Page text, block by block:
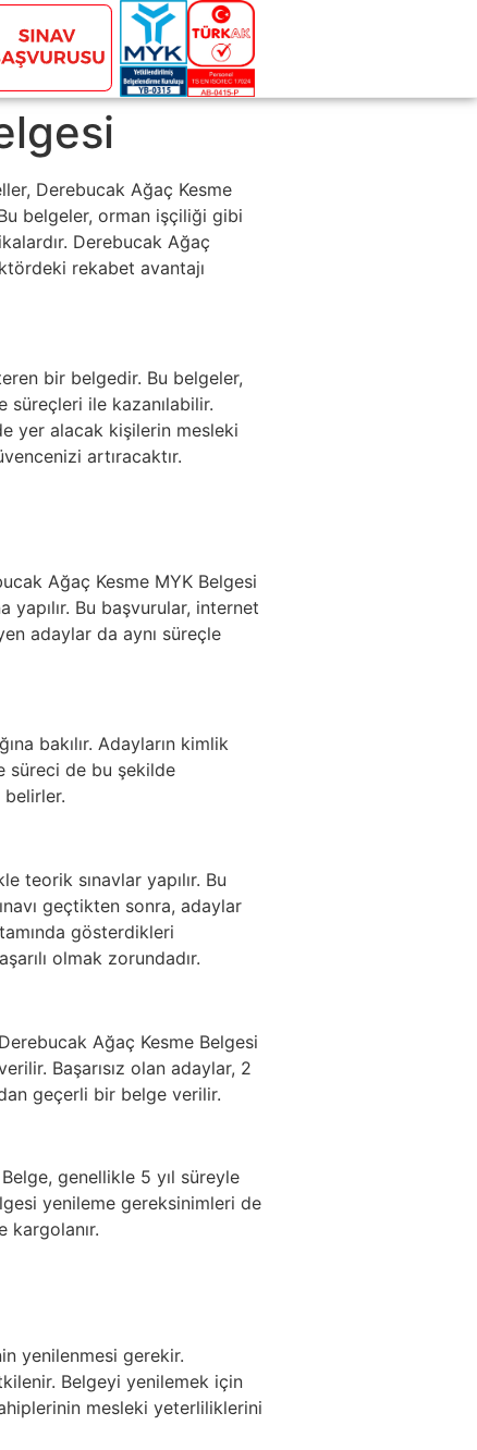
Derebucak Ağaç Kesme
belgeler, orman işçiliği gibi
Derebucak Ağaç
rekabet avantajı
bir belgedir. Bu belgeler,
süreçleri ile kazanılabilir.
yer alacak kişilerin mesleki
artıracaktır.
Ağaç Kesme MYK Belgesi
Bu başvurular, internet
adaylar da aynı süreçle
bakılır. Adayların kimlik
süreci de bu şekilde
belirler.
teorik sınavlar yapılır. Bu
geçtikten sonra, adaylar
gösterdikleri
olmak zorundadır.
Ağaç Kesme Belgesi
Başarısız olan adaylar, 2
geçerli bir belge verilir.
genellikle 5 yıl süreyle
yenileme gereksinimleri de
kargolanır.
yenilenmesi gerekir.
Belgeyi yenilemek için
mesleki yeterliliklerini